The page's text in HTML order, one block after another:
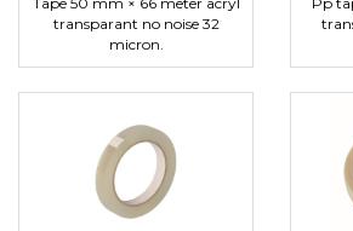
transparant no noise 32
micron.